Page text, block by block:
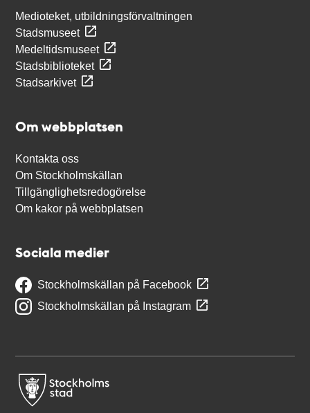
Medioteket, utbildningsförvaltningen
Stadsmuseet
Medeltidsmuseet
Stadsbiblioteket
Stadsarkivet
Om webbplatsen
Kontakta oss
Om Stockholmskällan
Tillgänglighetsredogörelse
Om kakor på webbplatsen
Sociala medier
Stockholmskällan på Facebook
Stockholmskällan på Instagram